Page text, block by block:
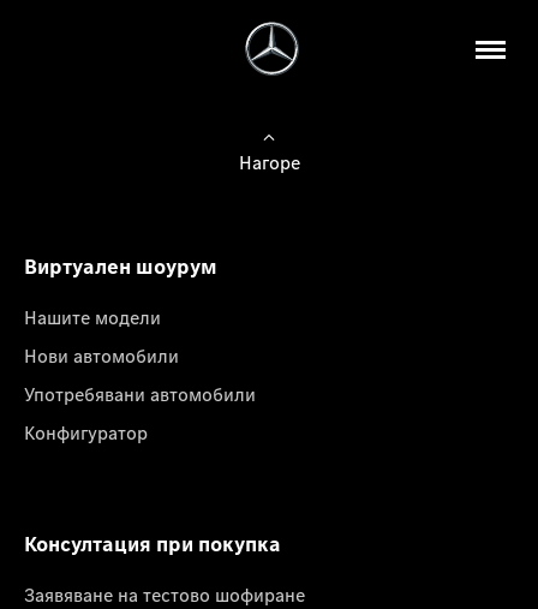
Нагоре
Виртуален шоурум
Нашите модели
Нови автомобили
Употребявани автомобили
Конфигуратор
Консултация при покупка
Заявяване на тестово шофиране